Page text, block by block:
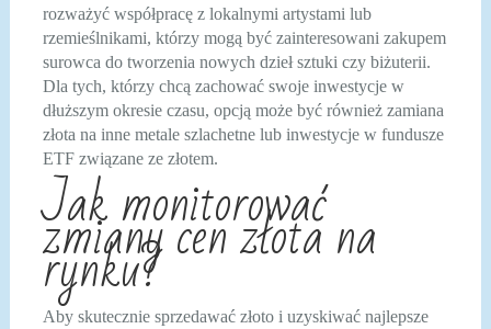
rozważyć współpracę z lokalnymi artystami lub
rzemieślnikami, którzy mogą być zainteresowani zakupem
surowca do tworzenia nowych dzieł sztuki czy biżuterii.
Dla tych, którzy chcą zachować swoje inwestycje w
dłuższym okresie czasu, opcją może być również zamiana
złota na inne metale szlachetne lub inwestycje w fundusze
ETF związane ze złotem.
Jak monitorować
zmiany cen złota na
rynku?
Aby skutecznie sprzedawać złoto i uzyskiwać najlepsze